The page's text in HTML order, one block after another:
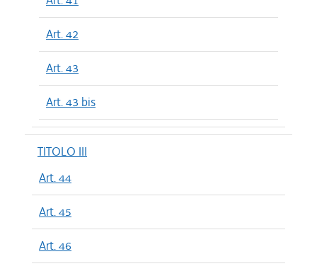
Art. 42
Art. 43
Art. 43 bis
TITOLO III
Art. 44
Art. 45
Art. 46